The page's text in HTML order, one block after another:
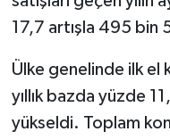
17,7 artışla 495 bin
Ülke genelinde ilk el
yıllık bazda yüzde
yükseldi. Toplam